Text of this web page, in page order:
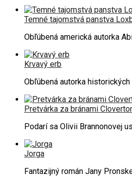
Temné tajomstvá panstva
Obľúbená americká autorka
Krvavý erb
Obľúbená autorka
Pretvárka za bránami
Podarí sa Olivii Brannonovej
Jorga
Fantazijný román Jany